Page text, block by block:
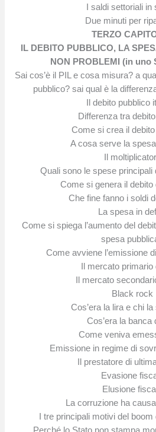
I saldi settoriali in
Due minuti per
TERZO
IL DEBITO PUBBLICO, LA
NON PROBLEMI (in uno
Sai cos’è il PIL e cosa misura? a
pubblico? sai qual è la
Il debito pubblico
Differenza tra
Come si crea il
A cosa serve la
Il
Quali sono le spese principali
Come si genera il debito
Che fine fanno i soldi
La spesa in
Come si spiega l’aumento del
spesa
Come avviene l’emissione
Il mercato primario
Il mercato
Black rock
Cos’era la lira e chi
Cos’era la banca
Come veniva
Emissione in regime di
Il prestatore di
Evasione
Elusione
La corruzione ha
I tre principali motivi del